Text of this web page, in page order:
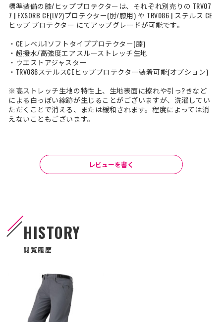
標準装備の膝/ヒッププロテクターは、それぞれ別売りの TRV07
7 | EXSORB CE(LV2)プロテクター(肘/膝用) や TRV086 | ステルス CE
ヒップ プロテクター にてアップグレードが可能です。
・CEレベル1ソフトタイププロテクター(膝)
・超撥水/高強度エアスルーストレッチ生地
・ウエストアジャスター
・TRV086ステルスCEヒッププロテクター装着可能(オプション)
※高ストレッチ生地の特性上、生地表面に擦れや引っ?きなど
による白っぽい線跡が生じることがございますが、洗濯してい
ただくことで消える、または緩和されます。程度によっては消
えないこともございます。
レビューを書く
HISTORY
閲覧履歴